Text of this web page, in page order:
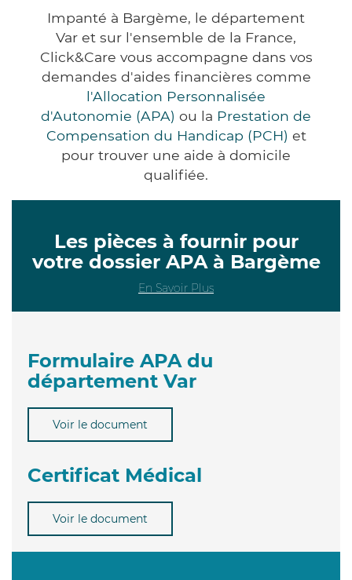
Impanté à Bargème, le département
Var et sur l'ensemble de la France,
Click&Care vous accompagne dans vos
demandes d'aides financières comme
l'Allocation Personnalisée
d'Autonomie (APA) ou la Prestation de
Compensation du Handicap (PCH) et
pour trouver une aide à domicile
qualifiée.
Les pièces à fournir pour
votre dossier APA à Bargème
En Savoir Plus
Formulaire APA du
département Var
Voir le document
Certificat Médical
Voir le document